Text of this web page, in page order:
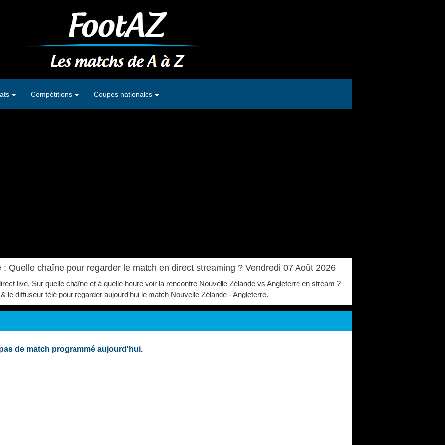
Quelle chaîne pour regarder le match en direct streaming ? Vendredi 07 Août 2026
live. Sur quelle chaîne et à quelle heure voir la rencontre Nouvelle Zélande vs Angleterre en stream ?
le diffuseur télé pour regarder aujourd'hui le match Nouvelle Zélande - Angleterre.
de match programmé aujourd'hui.
Compétitions Coupes nationales